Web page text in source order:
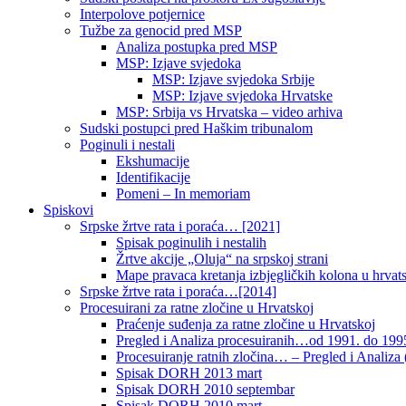
Interpolove potjernice
Tužbe za genocid pred MSP
Analiza postupka pred MSP
MSP: Izjave svjedoka
MSP: Izjave svjedoka Srbije
MSP: Izjave svjedoka Hrvatske
MSP: Srbija vs Hrvatska – video arhiva
Sudski postupci pred Haškim tribunalom
Poginuli i nestali
Ekshumacije
Identifikacije
Pomeni – In memoriam
Spiskovi
Srpske žrtve rata i poraća… [2021]
Spisak poginulih i nestalih
Žrtve akcije „Oluja“ na srpskoj strani
Mape pravaca kretanja izbjegličkih kolona u
Srpske žrtve rata i poraća…[2014]
Procesuirani za ratne zločine u Hrvatskoj
Praćenje suđenja za ratne zločine u Hrvatskoj
Pregled i Analiza procesuiranih…od 1991. do
Procesuiranje ratnih zločina… – Pregled i Analiza
Spisak DORH 2013 mart
Spisak DORH 2010 septembar